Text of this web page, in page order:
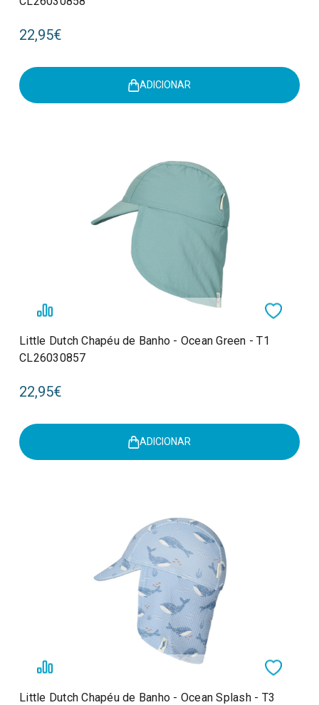
22,95€
ADICIONAR
Little Dutch Chapéu de Banho - Ocean Green - T1
CL26030857
22,95€
ADICIONAR
Little Dutch Chapéu de Banho - Ocean Splash - T3